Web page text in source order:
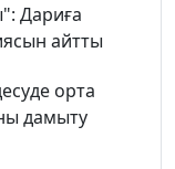
Дариға
айтты
орта
дамыту